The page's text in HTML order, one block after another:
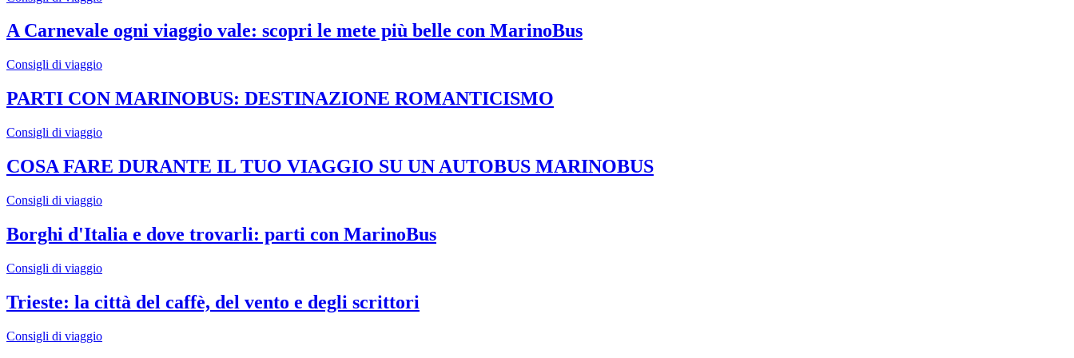
A Carnevale ogni viaggio vale: scopri le mete più belle con MarinoBus
Consigli di viaggio
PARTI CON MARINOBUS: DESTINAZIONE ROMANTICISMO
Consigli di viaggio
COSA FARE DURANTE IL TUO VIAGGIO SU UN AUTOBUS MARINOBUS
Consigli di viaggio
Borghi d'Italia e dove trovarli: parti con MarinoBus
Consigli di viaggio
Trieste: la città del caffè, del vento e degli scrittori
Consigli di viaggio